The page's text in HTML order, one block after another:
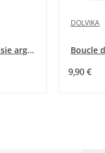
Boucle d'oreille fantaisie argenté pendante...
DOLVIKA
9,90 €